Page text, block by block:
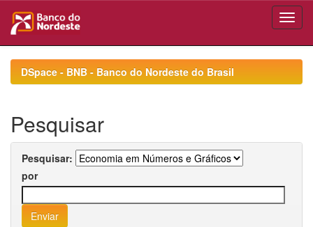
navigationDSpace - BNB - Banco do Nordeste do Brasil
Pesquisar
Pesquisar:
por